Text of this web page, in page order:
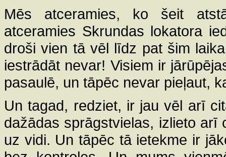
Mēs atceramies, ko šeit
atceramies Skrundas lokatora
droši vien tā vēl līdz pat šim
iestrādāt nevar! Visiem ir
pasaulē, un tāpēc nevar pieļaut,
Un tagad, redziet, ir jau vēl arī
dažādas sprāgstvielas, izlieto
uz vidi. Un tāpēc tā ietekme ir